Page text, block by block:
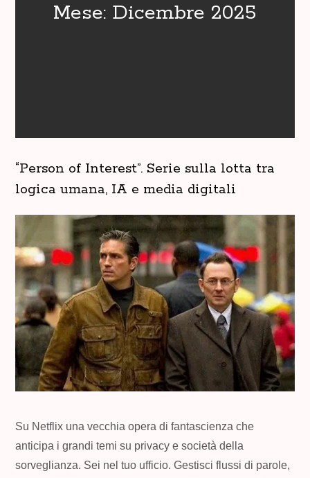
Mese: Dicembre 2025
“Person of Interest”. Serie sulla lotta tra
logica umana, IA e media digitali
Su Netflix una vecchia opera di fantascienza che
anticipa i grandi temi su privacy e società della
sorveglianza. Sei nel tuo ufficio. Gestisci flussi di parole,